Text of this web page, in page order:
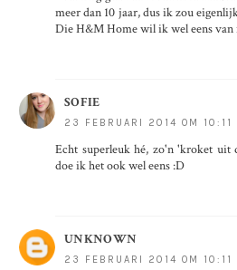
meer dan 10 jaar, dus ik zou
Die H&M Home wil ik wel eens
SOFIE
23 FEBRUARI 2014 OM 10:11
Echt superleuk hé, zo'n 'kroket
doe ik het ook wel eens :D
UNKNOWN
23 FEBRUARI 2014 OM 10:11